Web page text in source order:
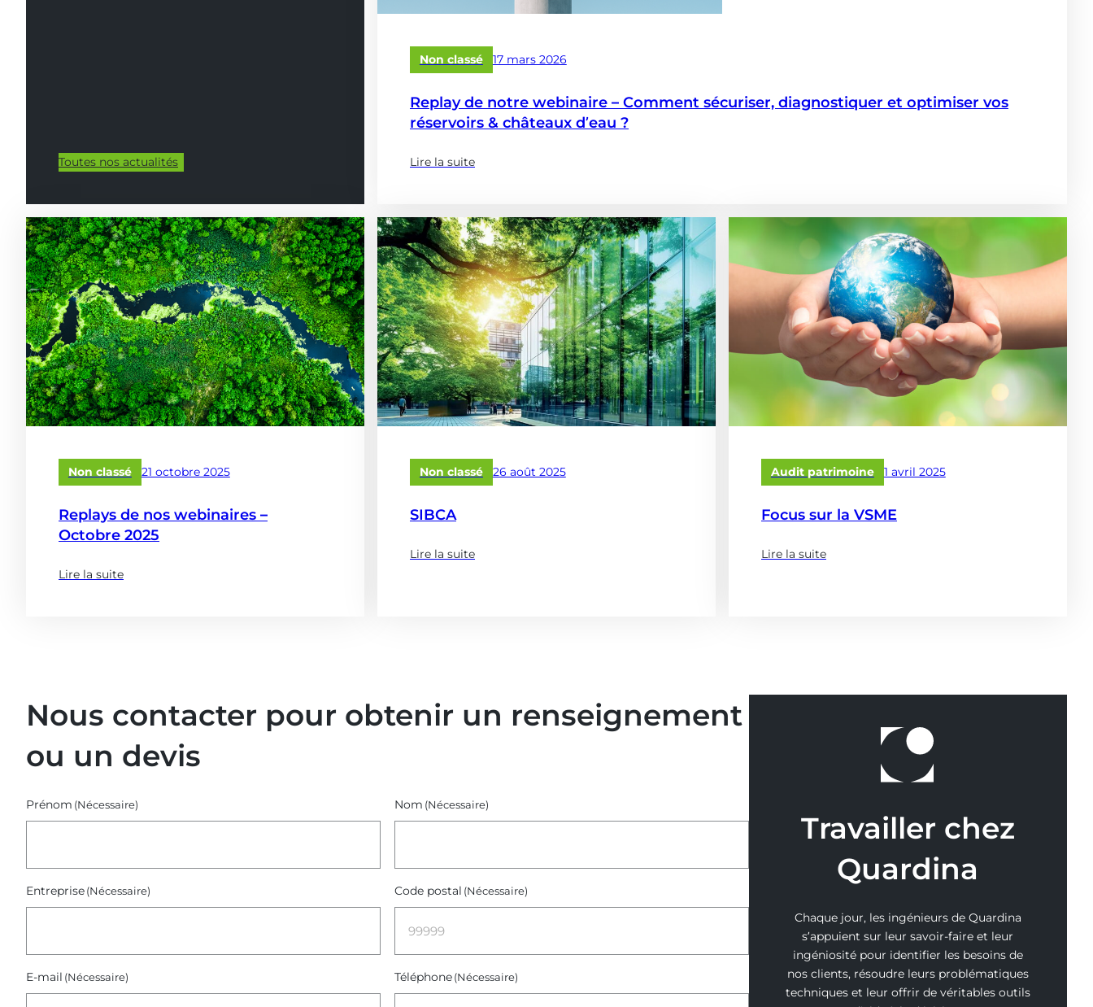
Toutes nos actualités
Non classé
Publié
le
17 mars 2026
Replay de notre webinaire – Comment sécuriser, diagnostiquer et optimiser vos
réservoirs & châteaux d’eau ?
Lire la suite
(à
:
Replay
de
notre
webinaire
–
Comment
sécuriser,
diagnostiquer
et
optimiser
châteaux
d’eau
?)
Non classé
Publié
le
21 octobre 2025
Replays de nos webinaires –
Octobre 2025
Lire la suite
(à
webinaires
Octobre
2025)
Non classé
Publié
le
26 août 2025
SIBCA
Lire la suite
(à
Audit patrimoine
Publié
le
1 avril 2025
Focus sur la VSME
Lire la suite
(à
VSME)
Nous contacter pour obtenir un renseignement
ou un devis
Prénom (Nécessaire) Nom (Nécessaire)
Entreprise(Nécessaire) Code postal (Nécessaire)
E-mail (Nécessaire) Téléphone(Nécessaire)
Travailler chez
Quardina
Chaque jour, les ingénieurs de Quardina
s’appuient sur leur savoir-faire et leur
ingéniosité pour identifier les besoins de
nos clients, résoudre leurs problématiques
techniques et leur offrir de véritables outils